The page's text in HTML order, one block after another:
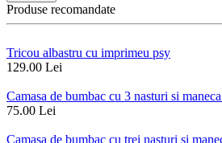
Produse recomandate
Tricou albastru cu imprimeu psy
129.00 Lei
Camasa de bumbac cu 3 nasturi si
75.00 Lei
Camasa de bumbac cu trei nasturi si